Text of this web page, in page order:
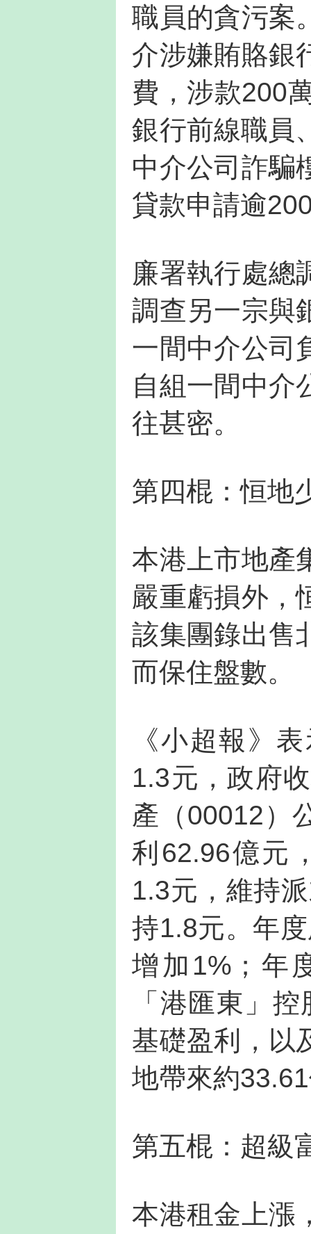
職員的貪污案
介涉嫌賄賂銀
費，涉款200
銀行前線職員
中介公司詐騙
貸款申請逾
廉署執行處總
調查另一宗與
一間中介公司
自組一間中介
往甚密。
第四棍：恒地
本港上市地產
嚴重虧損外，
該集團錄出售
而保住盤數。
《小超報》
1.3元，政府
產（00012）
利62.96億元
1.3元，維持
持1.8元。年
增加1%；年
「港匯東」
基礎盈利，以
地帶來約
第五棍：超級
本港租金上漲